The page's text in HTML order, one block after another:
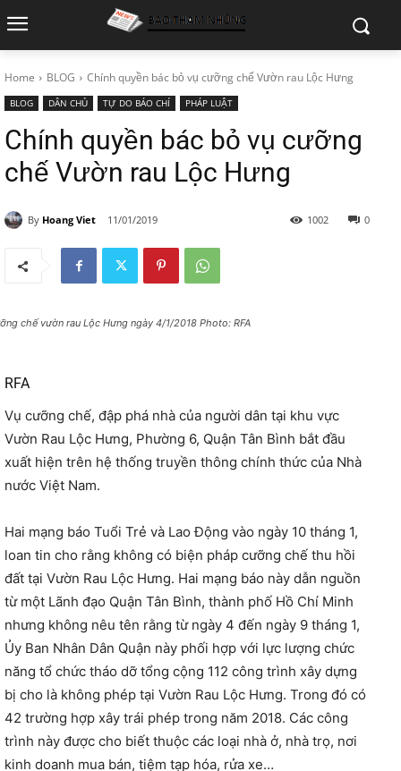
Home BLOG Chính quyền bác bỏ vụ cưỡng chế Vườn rau Lộc Hưng
BLOG DÂN CHỦ TỰ DO BÁO CHÍ PHÁP LUẬT
Chính quyền bác bỏ vụ cưỡng
chế Vườn rau Lộc Hưng
By Hoang Viet 11/01/2019 0
1002
chế vườn rau Lộc Hưng ngày 4/1/2018 Photo: RFA
RFA
Vụ cưỡng chế, đập phá nhà của người dân tại khu vực
Vườn Rau Lộc Hưng, Phường 6, Quận Tân Bình bắt đầu
xuất hiện trên hệ thống truyền thông chính thức của Nhà
nước Việt Nam.
Hai mạng báo Tuổi Trẻ và Lao Động vào ngày 10 tháng 1,
loan tin cho rằng không có biện pháp cưỡng chế thu hồi
đất tại Vườn Rau Lộc Hưng. Hai mạng báo này dẫn nguồn
từ một Lãnh đạo Quận Tân Bình, thành phố Hồ Chí Minh
nhưng không nêu tên rằng từ ngày 4 đến ngày 9 tháng 1,
Ủy Ban Nhân Dân Quận này phối hợp với lực lượng chức
năng tổ chức tháo dỡ tổng cộng 112 công trình xây dựng
bị cho là không phép tại Vườn Rau Lộc Hưng. Trong đó có
42 trường hợp xây trái phép trong năm 2018. Các công
trình này được cho biết thuộc các loại nhà ở, nhà trọ, nơi
kinh doanh mua bán, tiệm tạp hóa, rửa xe…